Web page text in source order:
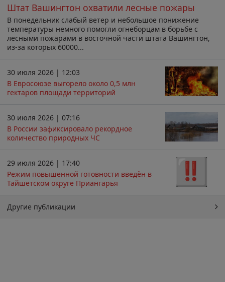
Штат Вашингтон охватили лесные пожары
В понедельник слабый ветер и небольшое понижение
температуры немного помогли огнеборцам в борьбе с
лесными пожарами в восточной части штата Вашингтон,
из-за которых 60000...
30 июля 2026 | 12:03
В Евросоюзе выгорело около 0,5 млн
гектаров площади территорий
30 июля 2026 | 07:16
В России зафиксировало рекордное
количество природных ЧС
29 июля 2026 | 17:40
Режим повышенной готовности введён в
Тайшетском округе Приангарья
Другие публикации